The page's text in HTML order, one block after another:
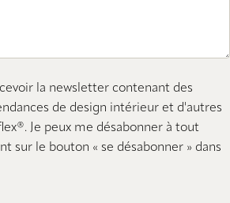
la newsletter contenant des
de design intérieur et d'autres
Je peux me désabonner à tout
sur le bouton « se désabonner » dans